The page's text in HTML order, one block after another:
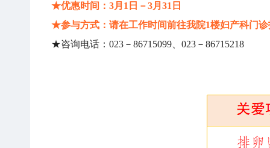
★优惠时间：3月1日－3月31日
★参与方式：请在工作时间前往我院1楼妇产科门
★咨询电话：023－86715099、023－86715218